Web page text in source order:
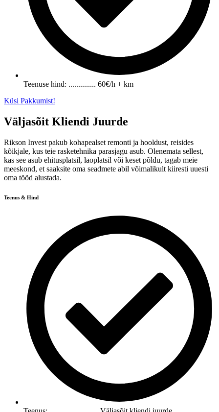
Teenuse hind: .............. 60€/h + km
Küsi Pakkumist!
Väljasõit Kliendi Juurde
Rikson Invest pakub kohapealset remonti ja hooldust, reisides
kõikjale, kus teie rasketehnika parasjagu asub. Olenemata sellest,
kas see asub ehitusplatsil, laoplatsil või keset põldu, tagab meie
meeskond, et saaksite oma seadmete abil võimalikult kiiresti uuesti
oma tööd alustada.
Teenus & Hind